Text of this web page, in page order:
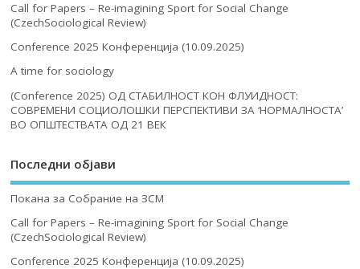
Call for Papers – Re-imagining Sport for Social Change
(CzechSociological Review)
Conference 2025 Конференција (10.09.2025)
A time for sociology
(Conference 2025) ОД СТАБИЛНОСТ КОН ФЛУИДНОСТ:
СОВРЕМЕНИ СОЦИОЛОШКИ ПЕРСПЕКТИВИ ЗА ‘НОРМАЛНОСТА’
ВО ОПШТЕСТВАТА ОД 21 ВЕК
Последни објави
Покана за Собрание на ЗСМ
Call for Papers – Re-imagining Sport for Social Change
(CzechSociological Review)
Conference 2025 Конференција (10.09.2025)